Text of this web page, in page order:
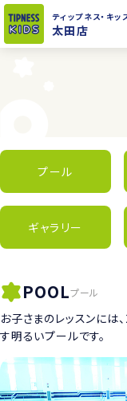
ティップネス・キッ
太田店
プール
ギャラリー
POOLプール
お子さまのレッスンに
す明るいプールです。